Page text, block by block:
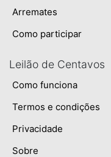
Arremates
Como participar
Leilão de Centavos
Como funciona
Termos e condições
Privacidade
Sobre